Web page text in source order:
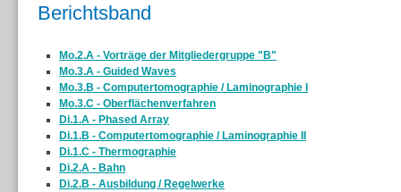
Berichtsband
Mo.2.A - Vorträge der Mitgliedergruppe "B"
Mo.3.A - Guided Waves
Mo.3.B - Computertomographie / Laminographie I
Mo.3.C - Oberflächenverfahren
Di.1.A - Phased Array
Di.1.B - Computertomographie / Laminographie II
Di.1.C - Thermographie
Di.2.A - Bahn
Di.2.B - Ausbildung / Regelwerke